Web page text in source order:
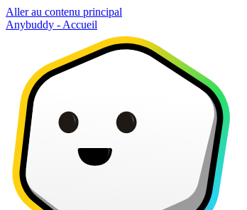
Aller au contenu principal
Anybuddy - Accueil